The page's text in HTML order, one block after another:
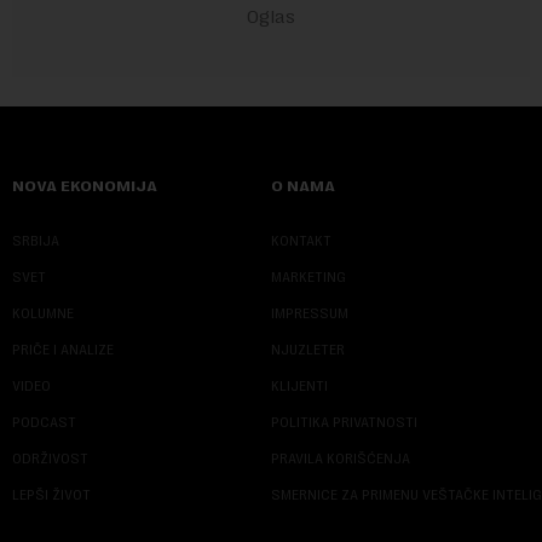
NOVA EKONOMIJA
SRBIJA
SVET
KOLUMNE
PRIČE I ANALIZE
VIDEO
PODCAST
ODRŽIVOST
LEPŠI ŽIVOT
O NAMA
KONTAKT
MARKETING
IMPRESSUM
NJUZLETER
KLIJENTI
POLITIKA PRIVATNOSTI
PRAVILA KORIŠĆENJA
SMERNICE ZA PRIMENU VEŠTAČKE